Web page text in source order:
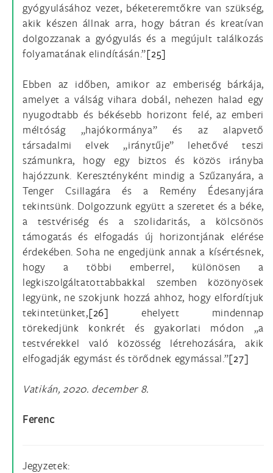
gyógyulásához vezet, béketeremtőkre van szükség,
akik készen állnak arra, hogy bátran és kreatívan
dolgozzanak a gyógyulás és a megújult találkozás
folyamatának elindításán.”[25]
Ebben az időben, amikor az emberiség bárkája,
amelyet a válság vihara dobál, nehezen halad egy
nyugodtabb és békésebb horizont felé, az emberi
méltóság „hajókormánya” és az alapvető
társadalmi elvek „iránytűje” lehetővé teszi
számunkra, hogy egy biztos és közös irányba
hajózzunk. Keresztényként mindig a Szűzanyára, a
Tenger Csillagára és a Remény Édesanyjára
tekintsünk. Dolgozzunk együtt a szeretet és a béke,
a testvériség és a szolidaritás, a kölcsönös
támogatás és elfogadás új horizontjának elérése
érdekében. Soha ne engedjünk annak a kísértésnek,
hogy a többi emberrel, különösen a
legkiszolgáltatottabbakkal szemben közönyösek
legyünk, ne szokjunk hozzá ahhoz, hogy elfordítjuk
tekintetünket,[26] ehelyett mindennap
törekedjünk konkrét és gyakorlati módon „a
testvérekkel való közösség létrehozására, akik
elfogadják egymást és törődnek egymással.”[27]
Vatikán, 2020. december 8.
Ferenc
Jegyzetek: